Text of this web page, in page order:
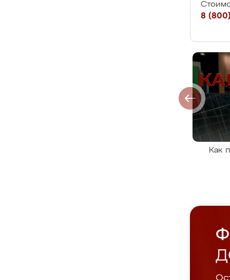
8
Как